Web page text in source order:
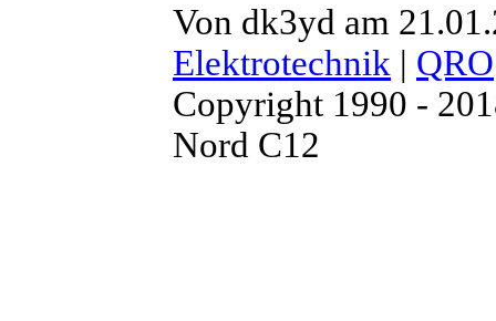
Von dk3yd am
Elektrotechnik | QRO
Copyright 1990 -
Nord C12